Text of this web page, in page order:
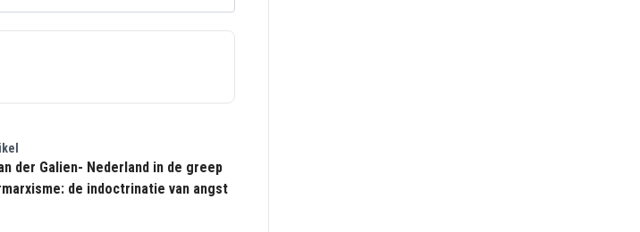
der Galien- Nederland in de greep
de indoctrinatie van angst